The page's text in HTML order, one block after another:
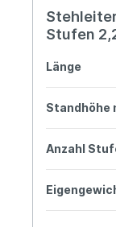
Stufen
Länge
Standhöhe
Anzahl